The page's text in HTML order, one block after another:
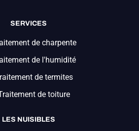
SERVICES
de charpente
de l'humidité
de termites
de toiture
LES NUISIBLES